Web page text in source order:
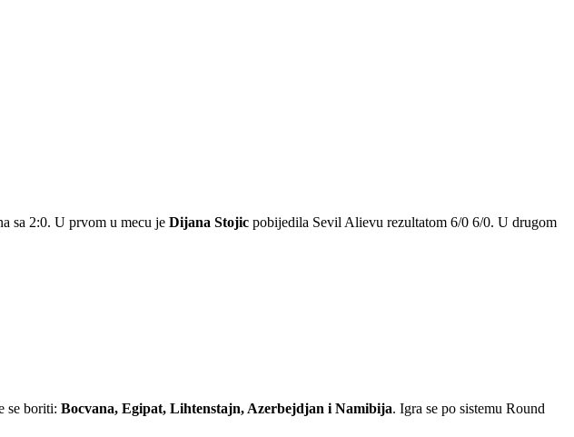
sa 2:0. U prvom u mecu je Dijana Stojic pobijedila Sevil Alievu rezultatom 6/0 6/0. U drugom
se boriti: Bocvana, Egipat, Lihtenstajn, Azerbejdjan i Namibija. Igra se po sistemu Round